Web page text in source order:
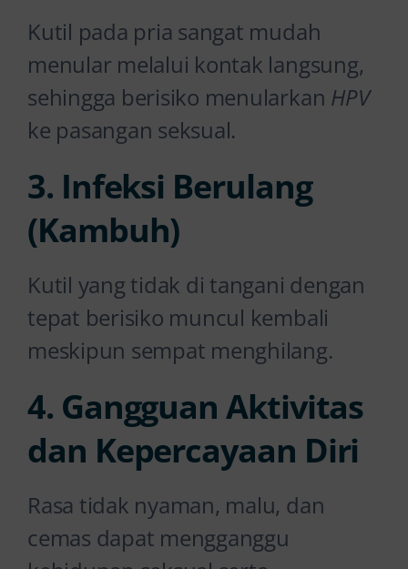
Kutil pada pria sangat mudah
menular melalui kontak langsung,
sehingga berisiko menularkan HPV
ke pasangan seksual.
3. Infeksi Berulang
(Kambuh)
Kutil yang tidak di tangani dengan
tepat berisiko muncul kembali
meskipun sempat menghilang.
4. Gangguan Aktivitas
dan Kepercayaan Diri
Rasa tidak nyaman, malu, dan
cemas dapat mengganggu